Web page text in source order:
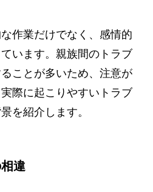
作業だけでなく、感情的
います。親族間のトラブ
ことが多いため、注意が
際に起こりやすいトラブ
を紹介します。
違